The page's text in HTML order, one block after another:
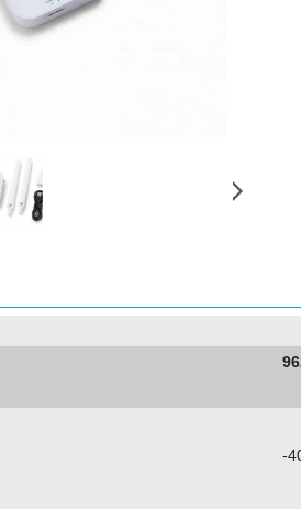
-